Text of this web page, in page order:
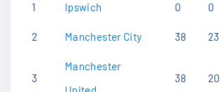
1 Ipswich 0 0
2 Manchester City 38 23
3
Manchester
38 20